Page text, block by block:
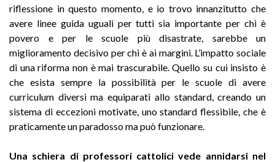
riflessione in questo momento, e io trovo innanzitutto che
avere linee guida uguali per tutti sia importante per chi è
povero e per le scuole più disastrate, sarebbe un
miglioramento decisivo per chi è ai margini. L’impatto sociale
di una riforma non è mai trascurabile. Quello su cui insisto è
che esista sempre la possibilità per le scuole di avere
curriculum diversi ma equiparati allo standard, creando un
sistema di eccezioni motivate, uno standard flessibile, che è
praticamente un paradosso ma può funzionare.
Una schiera di professori cattolici vede annidarsi nel